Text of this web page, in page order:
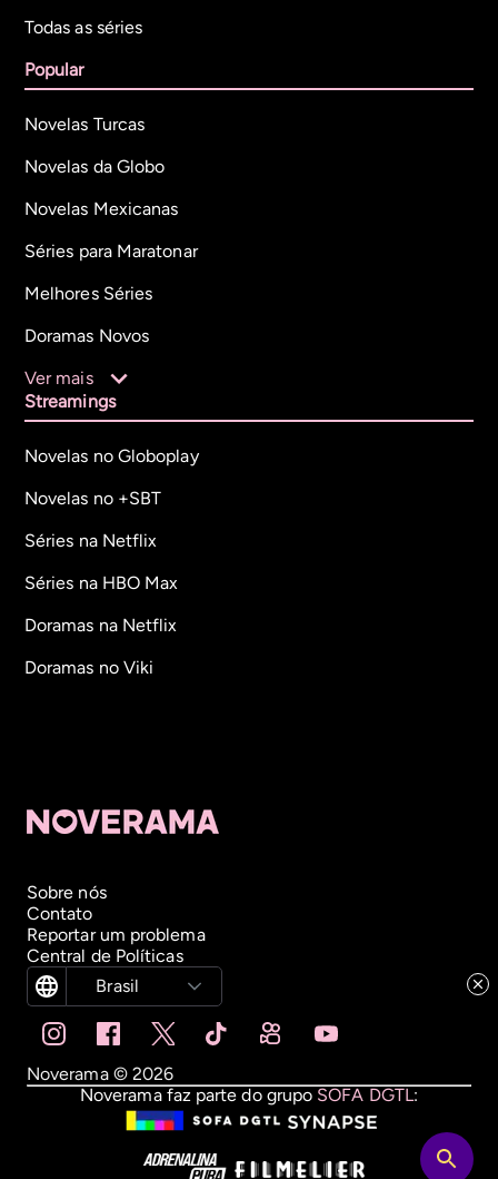
Todas as séries
Popular
Novelas Turcas
Novelas da Globo
Novelas Mexicanas
Séries para Maratonar
Melhores Séries
Doramas Novos
Ver mais
Streamings
Novelas no Globoplay
Novelas no +SBT
Séries na Netflix
Séries na HBO Max
Doramas na Netflix
Doramas no Viki
Sobre nós
Contato
Reportar um problema
Central de Políticas
Brasil
Noverama © 2026
Noverama faz parte do grupo SOFA DGTL: